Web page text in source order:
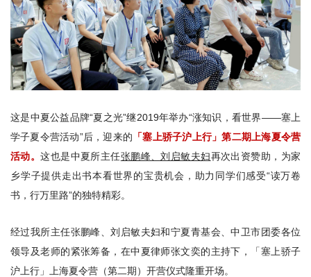
这是中夏公益品牌“夏之光”继2019年举办“涨知识，看世界——塞上
学子夏令营活动”后，迎来的 「塞上骄子沪上行」第二期上海夏令营
活动。这也是中夏所主任张鹏峰、刘启敏夫妇再次出资赞助，为家
乡学子提供走出书本看世界的宝贵机会，助力同学们感受“读万卷
书，行万里路”的独特精彩。
经过我所主任张鹏峰、刘启敏夫妇和宁夏青基会、中卫市团委各位
领导及老师的紧张筹备，在中夏律师张文奕的主持下，「塞上骄子
沪上行」上海夏令营（第二期）开营仪式隆重开场。